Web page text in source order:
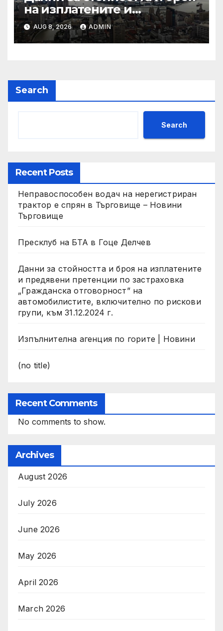
на изплатените и
предявени претенции по
застраховка „Гражданска
отговорност” на
групи, към 31.12.2024 г.
AUG 8, 2026 ADMIN
Search
Search
Recent Posts
Неправоспособен водач на нерегистриран
трактор е спрян в Търговище – Новини
Търговище
Пресклуб на БТА в Гоце Делчев
Данни за стойността и броя на изплатените
и предявени претенции по застраховка
„Гражданска отговорност” на
автомобилистите, включително по рискови
групи, към 31.12.2024 г.
Изпълнителна агенция по горите | Новини
(no title)
Recent Comments
No comments to show.
Archives
August 2026
July 2026
June 2026
May 2026
April 2026
March 2026